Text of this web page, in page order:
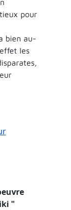
pour
bien au-
les
du design
"